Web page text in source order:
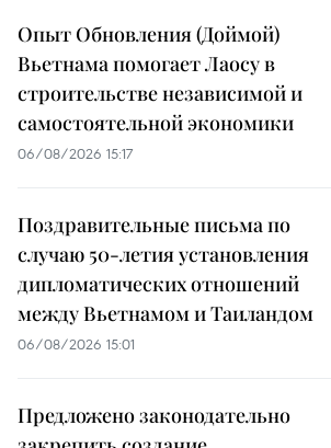
Опыт Обновления (Доймой)
Вьетнама помогает Лаосу в
строительстве независимой и
самостоятельной экономики
06/08/2026 15:17
Поздравительные письма по
случаю 50-летия установления
дипломатических отношений
между Вьетнамом и Таиландом
06/08/2026 15:01
Предложено законодательно